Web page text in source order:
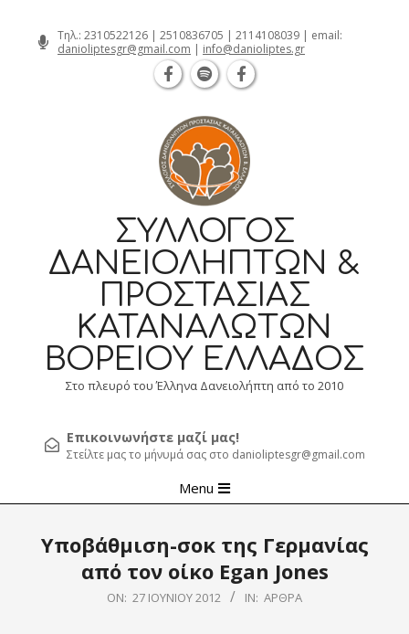
Τηλ.: 2310522126 | 2510836705 | 2114108039 | email:
danioliptesgr@gmail.com | info@danioliptes.gr
ΣΎΛΛΟΓΟΣ
ΔΑΝΕΙΟΛΗΠΤΏΝ &
ΠΡΟΣΤΑΣΊΑΣ
ΚΑΤΑΝΑΛΩΤΏΝ
ΒΟΡΕΊΟΥ ΕΛΛΆΔΟΣ
Στο πλευρό του Έλληνα Δανειολήπτη από το 2010
Επικοινωνήστε μαζί μας!
Στείλτε μας το μήνυμά σας στο danioliptesgr@gmail.com
Navigation
Menu
Υποβάθμιση-σοκ της Γερμανίας
από τον οίκο Egan Jones
ON: 27 ΙΟΥΝΊΟΥ 2012 IN: ΆΡΘΡΑ